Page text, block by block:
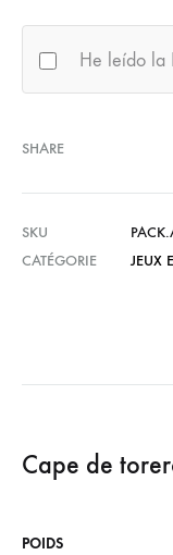
He leído la
SHARE
SKU
CATÉGORIE
JEUX
Cape de
POIDS